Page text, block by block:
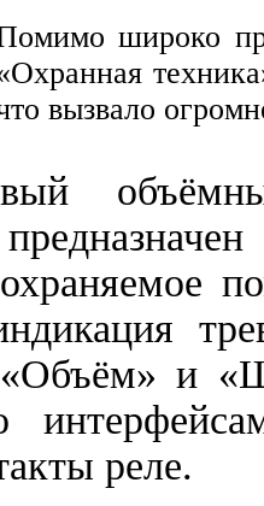
широко
вызвало
и
реле.